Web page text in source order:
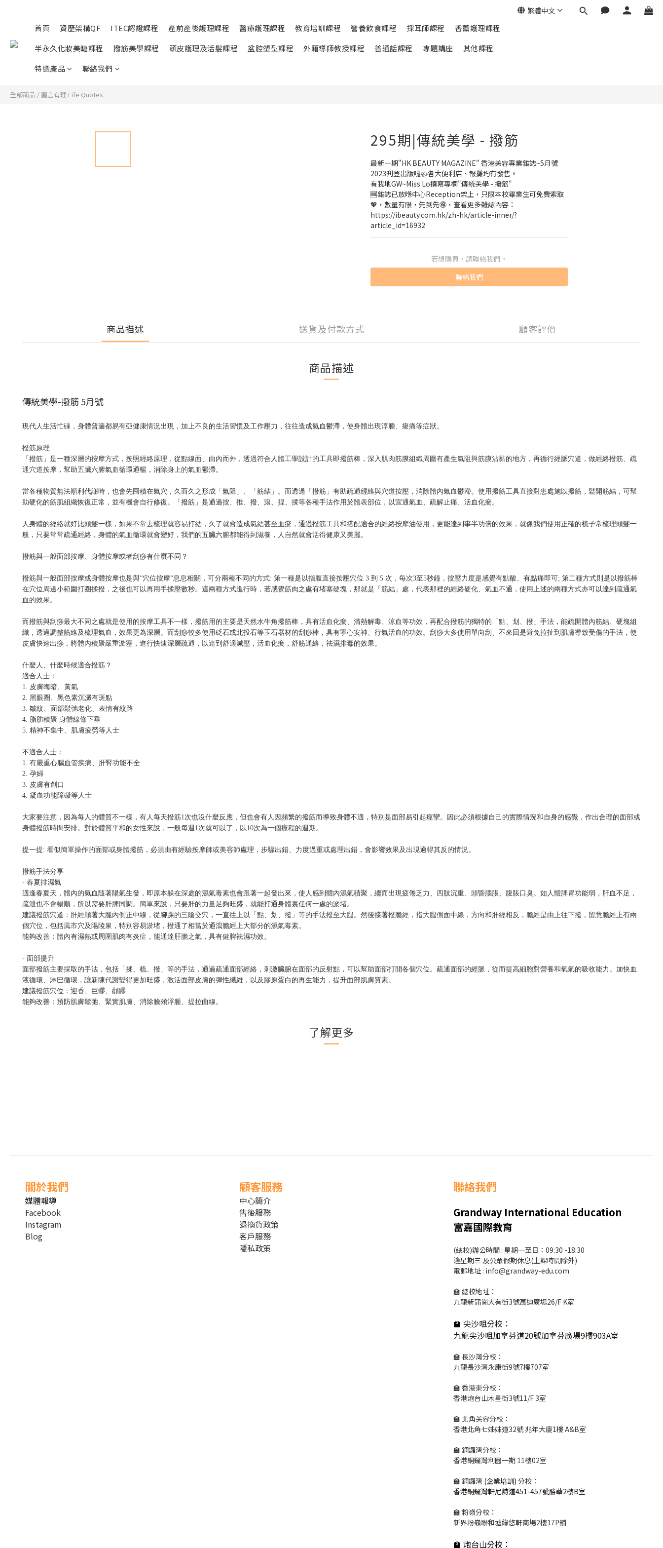
繁體中文
首頁 資歷架構QF ITEC認證課程 產前產後護理課程 醫療護理課程 教育培訓課程 營養飲食課程 採耳師課程
香薰護理課程
半永久化妝美睫課程
撥筋美學課程 頭皮護理及活髮課程 盆腔塑型課程 外籍導師教授課程 普通話課程 專題講座
其他課程
特選產品
聯絡我們
全部商品 / 麗言有理 Life Quotes
295期|傳統美學 - 撥筋
最新一期"HK BEAUTY MAGAZINE" 香港美容專業雜誌~5月號
2023刋登出版啦👍各大便利店、報攤均有發售。
有我地GW~Miss Lo撰寫專欄"傳統美學 - 撥筋"
🆓️雜誌已放喺中心Reception架上，只限本校畢業生可免費索取
💖，數量有限，先到先🉐️，查看更多雜誌內容：
https://ibeauty.com.hk/zh-hk/article-inner/?
article_id=16932
若想購買，請聯絡我們。
聯絡我們
商品描述 送貨及付款方式 顧客評價
商品描述
傳統美學-撥筋 5月號
現代人生活忙碌，身體普遍都易有亞健康情況出現，加上不良的生活習慣及工作壓力，往往造成氣血鬱滯，使身體出現浮腫、痠痛等症狀。
撥筋原理
「撥筋」是一種深層的按摩方式，按照經絡原理，從點線面、由內而外，透過符合人體工學設計的工具即撥筋棒，深入肌肉筋膜組織周圍有產生氣阻與筋膜沾黏的地方，再循行經脈穴道，做經絡撥筋、疏
通穴道按摩，幫助五臟六腑氣血循環通暢，消除身上的氣血鬱滯。
當各種物質無法順利代謝時，也會先囤積在氣穴，久而久之形成「氣阻」、「筋結」。而透過「撥筋」有助疏通經絡與穴道按壓，消除體內氣血鬱滯。使用撥筋工具直接對患處施以撥筋，鬆開筋結，可幫
助硬化的筋肌組織恢復正常，並有機會自行修復。「撥筋」是通過按、推、撥、滾、捏、揉等各種手法作用於體表部位，以宣通氣血、疏解止痛、活血化瘀。
人身體的經絡就好比頭髮一樣，如果不常去梳理就容易打結，久了就會造成氣結甚至血瘀，通過撥筋工具和搭配適合的經絡按摩油使用，更能達到事半功倍的效果，就像我們使用正確的梳子常梳理頭髮一
般，只要常常疏通經絡，身體的氣血循環就會變好，我們的五臟六腑都能得到滋養，人自然就會活得健康又美麗。
撥筋與一般面部按摩、身體按摩或者刮痧有什麼不同？
撥筋與一般面部按摩或身體按摩也是與”穴位按摩”息息相關，可分兩種不同的方式: 第一種是以指腹直接按壓穴位 3 到 5 次，每次3至5秒鐘，按壓力度是感覺有點酸、有點痛即可; 第二種方式則是以撥筋棒
在穴位周邊小範圍打圈揉撥，之後也可以再用手揉壓數秒。這兩種方式進行時，若感覺筋肉之處有堵塞硬塊，那就是「筋結」處，代表那裡的經絡硬化、氣血不通，使用上述的兩種方式亦可以達到疏通氣
血的效果。
而撥筋與刮痧最大不同之處就是使用的按摩工具不一樣，撥筋用的主要是天然水牛角撥筋棒，具有活血化瘀、清熱解毒、涼血等功效，再配合撥筋的獨特的「點、划、撥」手法，能疏開體內筋結、硬塊組
織，透過調整筋絡及梳理氣血，效果更為深層。而刮痧較多使用砭石或北投石等玉石器材的刮痧棒，具有寧心安神、行氣活血的功效。刮痧大多使用單向刮、不來回是避免拉扯到肌膚導致受傷的手法，使
皮膚快速出痧，將體內積聚嚴重淤塞，進行快速深層疏通，以達到舒適減壓，活血化瘀，舒筋通絡，祛濕排毒的效果。
什麼人、什麼時候適合撥筋？
適合人士：
1. 皮膚晦暗、黃氣
2. 黑眼圈、黑色素沉澱有斑點
3. 皺紋、面部鬆弛老化、表情有紋路
4. 脂肪積聚 身體線條下垂
5. 精神不集中、肌膚疲勞等人士
不適合人士：
1. 有嚴重心腦血管疾病、肝腎功能不全
2. 孕婦
3. 皮膚有創口
4. 凝血功能障礙等人士
大家要注意，因為每人的體質不一樣，有人每天撥筋1次也沒什麼反應，但也會有人因頻繁的撥筋而導致身體不適，特別是面部易引起痙攣。因此必須根據自己的實際情況和自身的感覺，作出合理的面部或
身體撥筋時間安排。對於體質平和的女性來說，一般每週1次就可以了，以10次為一個療程的週期。
提一提: 看似簡單操作的面部或身體撥筋，必須由有經驗按摩師或美容師處理，步驟出錯、力度過重或處理出錯，會影響效果及出現適得其反的情況。
撥筋手法分享
- 春夏排濕氣
適逢春夏天，體內的氣血隨著陽氣生發，即原本躲在深處的濕氣毒素也會跟著一起發出來，使人感到體內濕氣積聚，繼而出現疲倦乏力、四肢沉重、頭昏腦脹、腹脹口臭。如人體脾胃功能弱，肝血不足，
疏泄也不會暢順，所以需要肝脾同調。簡單來說，只要肝的力量足夠旺盛，就能打通身體裏任何一處的淤堵。
建議撥筋穴道：肝經順著大腿內側正中線，從腳踝的三陰交穴，一直往上以「點、划、撥」等的手法撥至大腿。然後接著撥膽經，指大腿側面中線，方向和肝經相反，膽經是由上往下撥，留意膽經上有兩
個穴位，包括風市穴及陽陵泉，特別容易淤堵，撥通了相當於通瀉膽經上大部分的濕氣毒素。
能夠改善：體內有濕熱或周圍肌肉有炎症，能通達肝膽之氣，具有健脾袪濕功效。
- 面部提升
面部撥筋主要採取的手法，包括「揉、梳、撥」等的手法，通過疏通面部經絡，刺激臟腑在面部的反射點，可以幫助面部打開各個穴位。疏通面部的經脈，從而提高細胞對營養和氧氣的吸收能力。加快血
液循環、淋巴循環，讓新陳代謝變得更加旺盛，激活面部皮膚的彈性纖維，以及膠原蛋白的再生能力，提升面部肌膚質素。
建議撥筋穴位：迎香、巨髎、顴髎
能夠改善：預防肌膚鬆弛、緊實肌膚、消除臉頰浮腫、提拉曲線。
了解更多
關於我們
媒體報導
Facebook
Instagram
Blog
顧客服務
中心簡介
售後服務
退換貨政策
客戶服務
隱私政策
聯絡我們
Grandway International Education
富嘉國際教育
(總校)辦公時間 : 星期一至日：09:30 -18:30
逢星期三 及公眾假期休息(上課時間除外)
電郵地址 : info@grandway-edu.com
🏫 總校地址：
九龍新蒲崗大有街3號萬迪廣場26/F K室
🏫 尖沙咀分校 ：
九龍尖沙咀加拿芬道20號加拿芬廣場9樓903A室
🏫 長沙灣分校：
九龍長沙灣永康街9號7樓707室
🏫 香港東分校：
香港炮台山木星街3號11/F 3室
🏫 北角美容分校：
香港北角七姊妹道32號 兆年大廈1樓 A&B室
🏫 銅鑼灣分校：
香港銅鑼灣利園一期 11樓02室
🏫 銅鑼灣 (企業培訓) 分校：
香港銅鑼灣軒尼詩道451-457號勝華2樓B室
🏫 粉嶺分校：
新界粉嶺聯和墟綠悠軒商場2樓17P舖
🏫 炮台山分校：